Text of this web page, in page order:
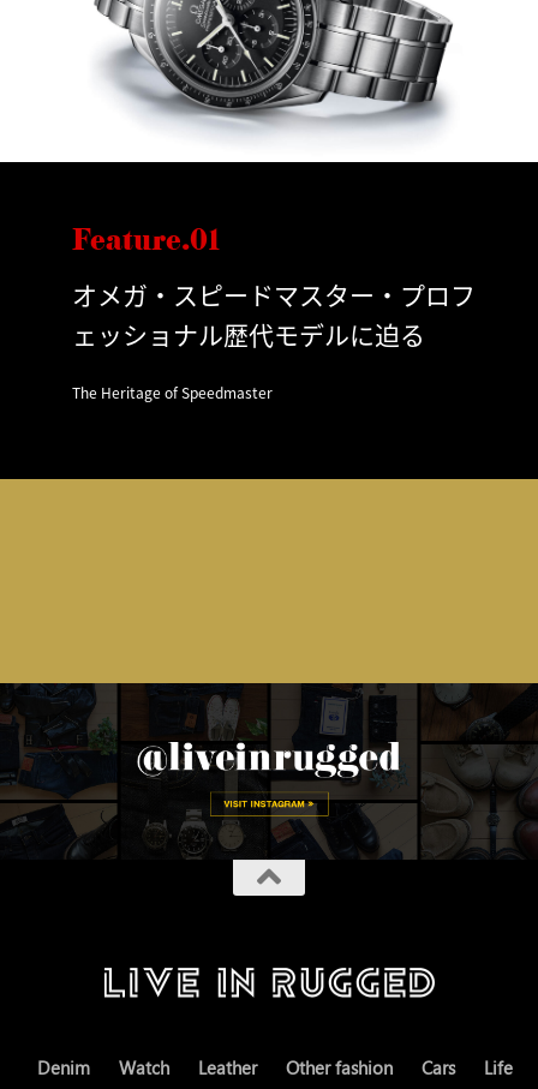
Feature.01
オメガ・スピードマスター・プロフ
ェッショナル歴代モデルに迫る
The Heritage of Speedmaster
Denim Watch Leather Other fashion Cars
Life